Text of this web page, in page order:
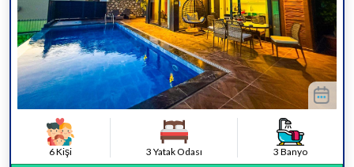
6 Kişi 3 Yatak Odası
3 Banyo